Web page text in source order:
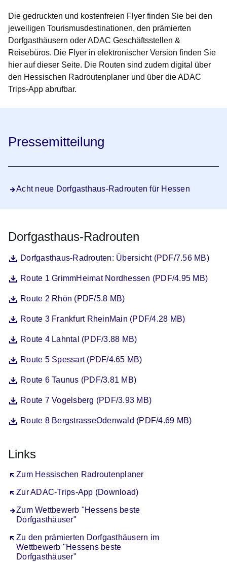
Die gedruckten und kostenfreien Flyer finden Sie bei den
jeweiligen Tourismusdestinationen, den prämierten
Dorfgasthäusern oder ADAC Geschäftsstellen &
Reisebüros. Die Flyer in elektronischer Version finden Sie
hier auf dieser Seite. Die Routen sind zudem digital über
den Hessischen Radroutenplaner und über die ADAC
Trips-App abrufbar.
Pressemitteilung
Acht neue Dorfgasthaus-Radrouten für Hessen
Dorfgasthaus-Radrouten
DateiDorfgasthaus-Radrouten: Übersicht (PDF/7.56 MB)
Öffnet sich in einem neuen Fenster
DateiRoute 1 GrimmHeimat Nordhessen (PDF/4.95 MB)
Öffnet sich in einem neuen Fenster
DateiRoute 2 Rhön (PDF/5.8 MB)
Öffnet sich in einem neuen Fenster
DateiRoute 3 Frankfurt RheinMain (PDF/4.28 MB)
Öffnet sich in einem neuen Fenster
DateiRoute 4 Lahntal (PDF/3.88 MB)
Öffnet sich in einem neuen Fenster
DateiRoute 5 Spessart (PDF/4.65 MB)
Öffnet sich in einem neuen Fenster
DateiRoute 6 Taunus (PDF/3.81 MB)
Öffnet sich in einem neuen Fenster
DateiRoute 7 Vogelsberg (PDF/3.93 MB)
Öffnet sich in einem neuen Fenster
DateiRoute 8 BergstrasseOdenwald (PDF/4.69 MB)
Öffnet sich in einem neuen Fenster
Links
Zum Hessischen Radroutenplaner
Öffnet sich in einem neuen Fenster
Zur ADAC-Trips-App (Download)
Öffnet sich in einem neuen Fenster
Zum Wettbewerb "Hessens beste
Dorfgasthäuser"
Zu den prämierten Dorfgasthäusern im
Wettbewerb "Hessens beste
Dorfgasthäuser"
Öffnet sich in einem neuen Fenster